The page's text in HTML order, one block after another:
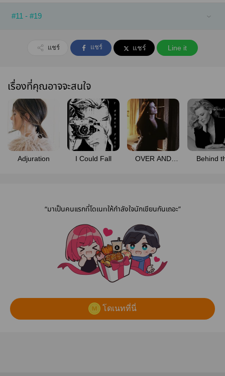
#11 - #19
แชร์ แชร์ แชร์ Line it
เรื่องที่คุณอาจจะสนใจ
Adjuration I Could Fall
OVER AND
Behind
“มาเป็นคนแรกที่โดเนทให้กำลังใจนักเขียนกันเถอะ”
โดเนทที่นี่